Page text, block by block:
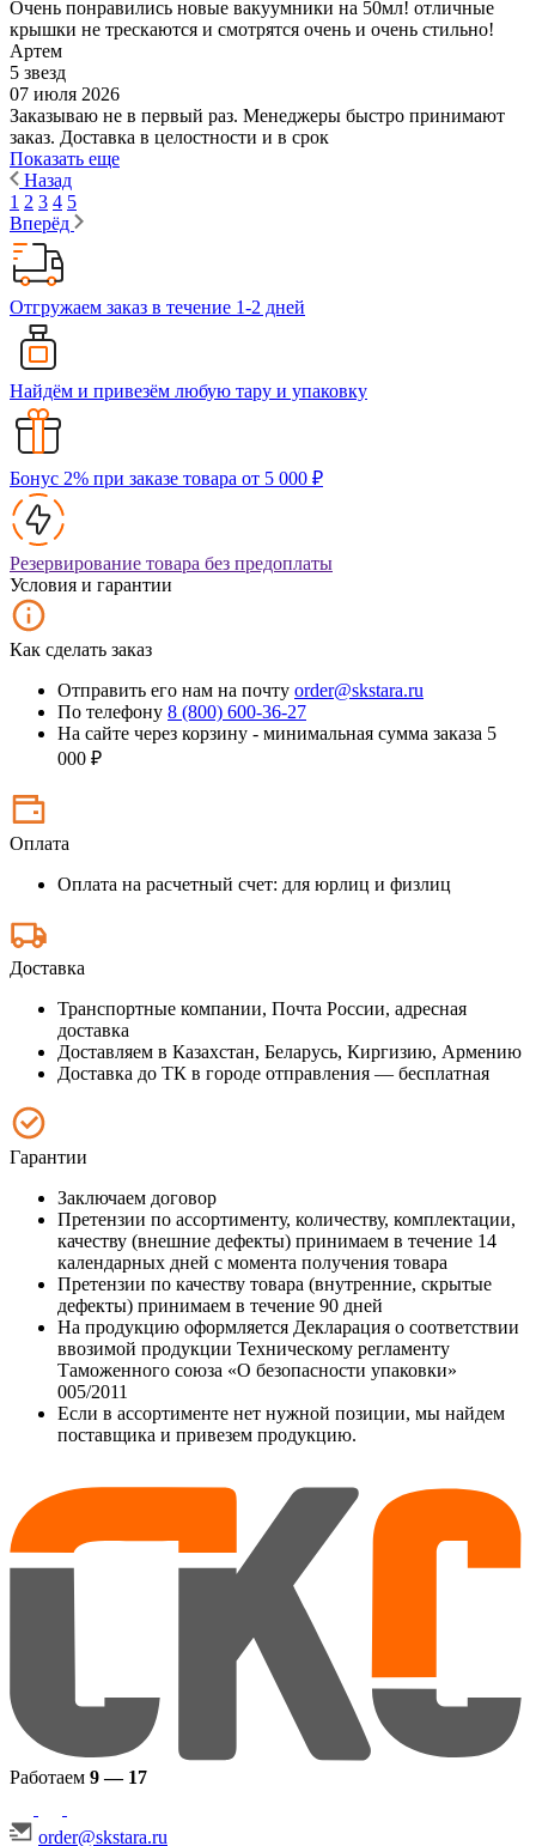
Очень понравились новые вакуумники на 50мл! отличные
крышки не трескаются и смотрятся очень и очень стильно!
Артем
5 звезд
07 июля 2026
Заказываю не в первый раз. Менеджеры быстро принимают
заказ. Доставка в целостности и в срок
Показать еще
Назад
1 2 3 4 5
Вперёд
Отгружаем заказ в течение 1-2 дней
Найдём и привезём любую тару и упаковку
Бонус 2% при заказе товара от 5 000 ₽
Резервирование товара без предоплаты
Условия и гарантии
Как сделать заказ
Отправить его нам на почту order@skstara.ru
По телефону 8 (800) 600-36-27
На сайте через корзину - минимальная сумма заказа 5
000 ₽
Оплата
Оплата на расчетный счет: для юрлиц и физлиц
Доставка
Транспортные компании, Почта России, адресная
доставка
Доставляем в Казахстан, Беларусь, Киргизию, Армению
Доставка до ТК в городе отправления — бесплатная
Гарантии
Заключаем договор
Претензии по ассортименту, количеству, комплектации,
качеству (внешние дефекты) принимаем в течение 14
календарных дней с момента получения товара
Претензии по качеству товара (внутренние, скрытые
дефекты) принимаем в течение 90 дней
На продукцию оформляется Декларация о соответствии
ввозимой продукции Техническому регламенту
Таможенного союза «О безопасности упаковки»
005/2011
Если в ассортименте нет нужной позиции, мы найдем
поставщика и привезем продукцию.
Работаем 9 — 17
order@skstara.ru